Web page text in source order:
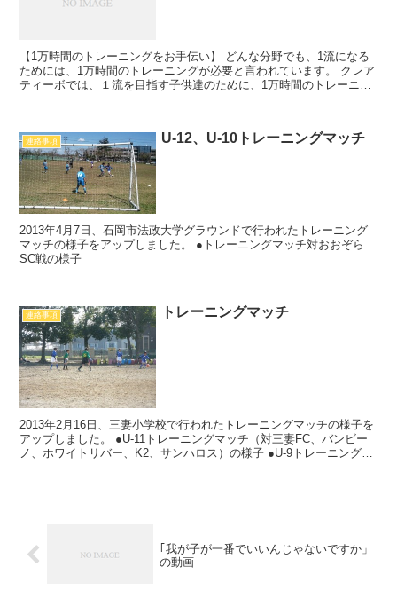
【1万時間のトレーニングをお手伝い】 どんな分野でも、1流になる
ためには、1万時間のトレーニングが必要と言われています。 クレア
ティーボでは、１流を目指す子供達のために、1万時間のトレーニン
連絡事項 U-12、U-10トレーニングマッチ
2013年4月7日、石岡市法政大学グラウンドで行われたトレーニング
マッチの様子をアップしました。 ●トレーニングマッチ対おおぞら
SC戦の様子
連絡事項 トレーニングマッチ
2013年2月16日、三妻小学校で行われたトレーニングマッチの様子を
アップしました。 ●U-11トレーニングマッチ（対三妻FC、バンビー
ノ、ホワイトリバー、K2、サンハロス）の様子 ●U-9トレーニングマ
｢我が子が一番でいいんじゃないですか」
の動画